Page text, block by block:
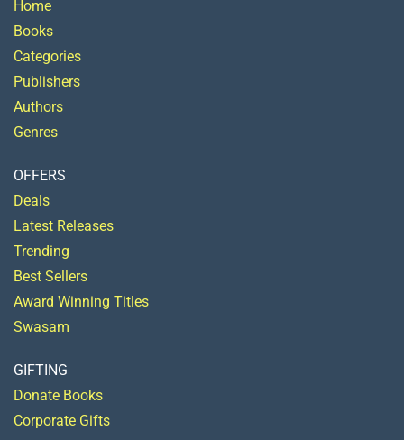
Home
Books
Categories
Publishers
Authors
Genres
OFFERS
Deals
Latest Releases
Trending
Best Sellers
Award Winning Titles
Swasam
GIFTING
Donate Books
Corporate Gifts